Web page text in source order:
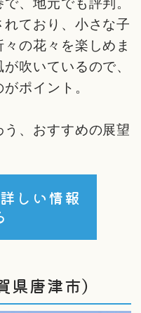
ており、小さな子
の花々を楽しめま
吹いているので、
ポイント。
、おすすめの展望
しい情報
唐津市）